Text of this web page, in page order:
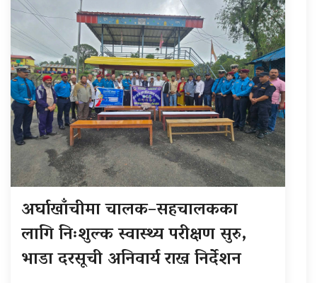
अर्घाखाँचीमा चालक–सहचालकका
लागि निःशुल्क स्वास्थ्य परीक्षण सुरु,
भाडा दरसूची अनिवार्य राख्न निर्देशन